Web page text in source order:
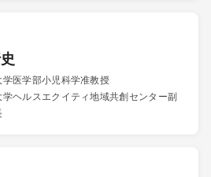
学医学部小児科学准教授
学ヘルスエクイティ地域共創センター副